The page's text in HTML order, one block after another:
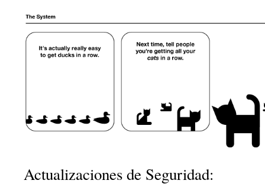
Actualizaciones de Seguridad: